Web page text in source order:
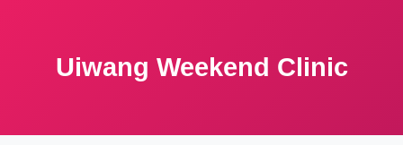
Uiwang Weekend Clinic